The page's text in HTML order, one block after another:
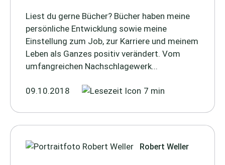
Liest du gerne Bücher? Bücher haben meine
persönliche Entwicklung sowie meine
Einstellung zum Job, zur Karriere und meinem
Leben als Ganzes positiv verändert. Vom
umfangreichen Nachschlagewerk...
09.10.2018 7 min
Robert Weller